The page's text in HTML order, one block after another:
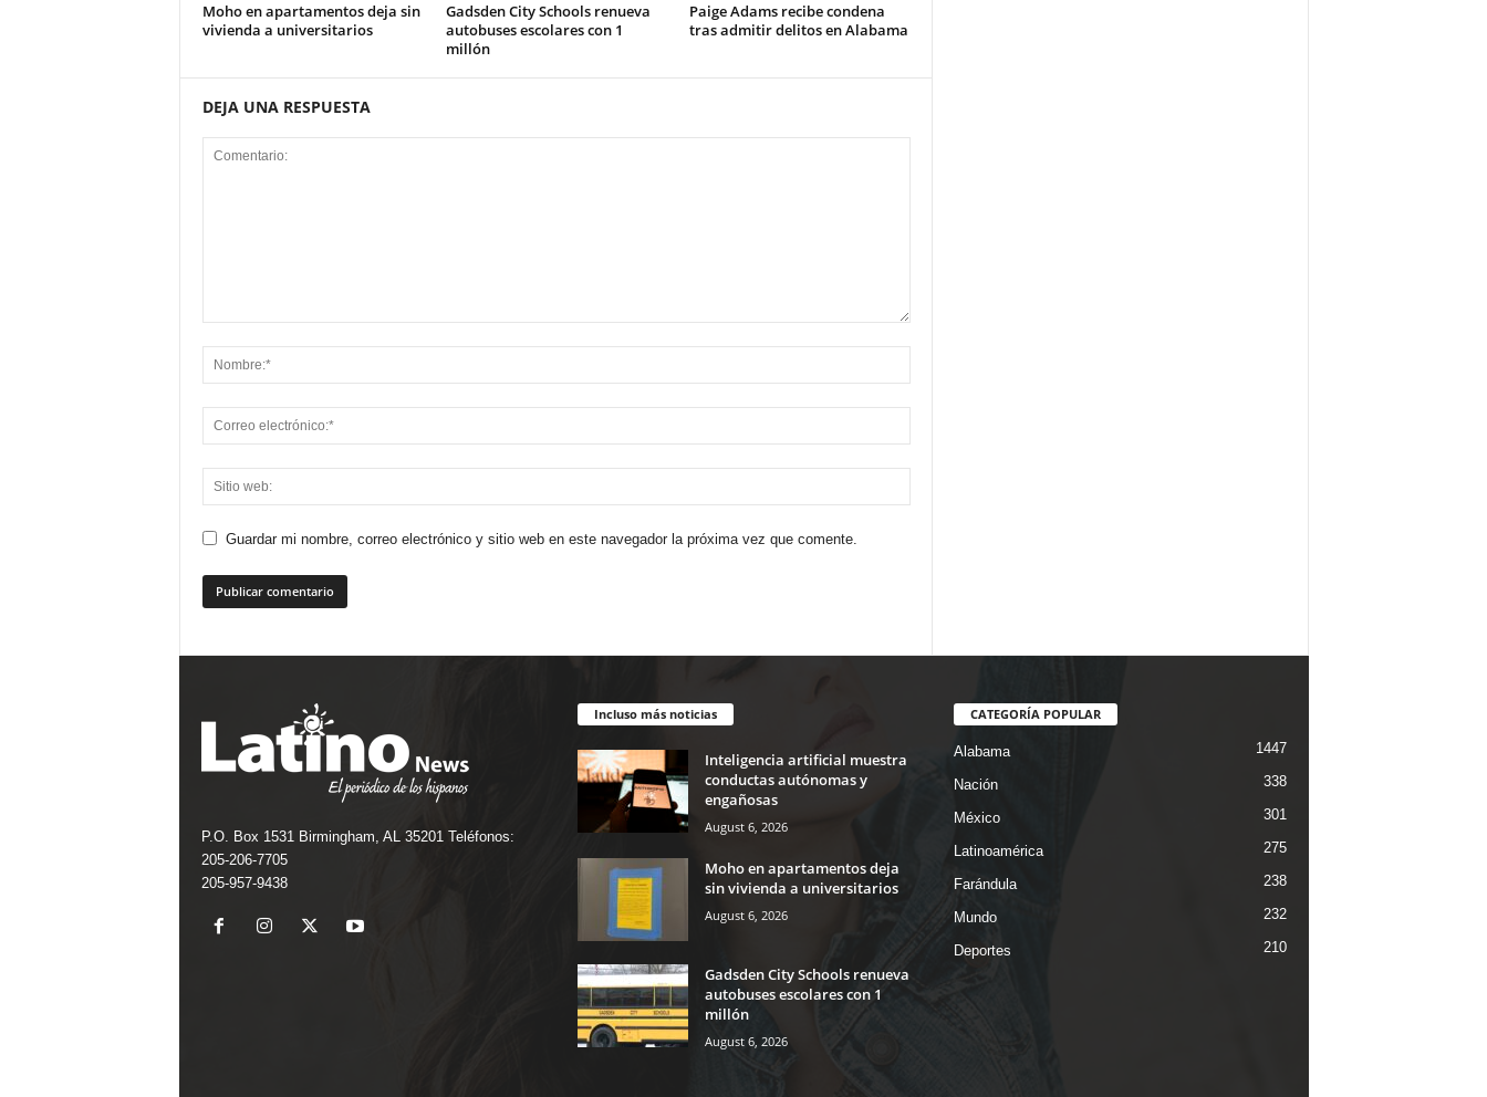
Moho en apartamentos deja sin
vivienda a universitarios
Gadsden City Schools renueva
autobuses escolares con 1
millón
Paige Adams recibe condena
tras admitir delitos en Alabama
DEJA UNA RESPUESTA
Guardar mi nombre, correo electrónico y sitio web en este navegador la próxima vez que comente.
P.O. Box 1531 Birmingham, AL 35201 Teléfonos:
205-206-7705
205-957-9438
Incluso más noticias
Inteligencia artificial muestra
conductas autónomas y
engañosas
August 6, 2026
Moho en apartamentos deja
sin vivienda a universitarios
August 6, 2026
Gadsden City Schools renueva
autobuses escolares con 1
millón
August 6, 2026
CATEGORÍA POPULAR
Alabama 1447
Nación 338
México 301
Latinoamérica 275
Farándula 238
Mundo 232
Deportes 210